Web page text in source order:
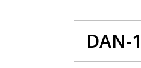
DAN-